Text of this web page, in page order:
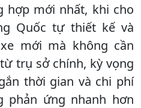
hợp mới nhất, khi cho
Quốc tự thiết kế và
mới mà không cần
trụ sở chính, kỳ vọng
thời gian và chi phí
phản ứng nhanh hơn